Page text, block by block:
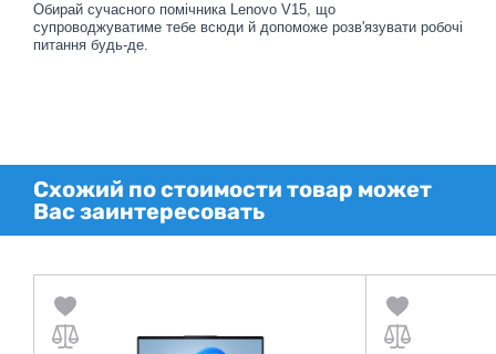
Обирай сучасного помічника Lenovo V15, що
супроводжуватиме тебе всюди й допоможе розв'язувати робочі
питання будь-де.
Схожий по стоимости товар может
Вас заинтересовать